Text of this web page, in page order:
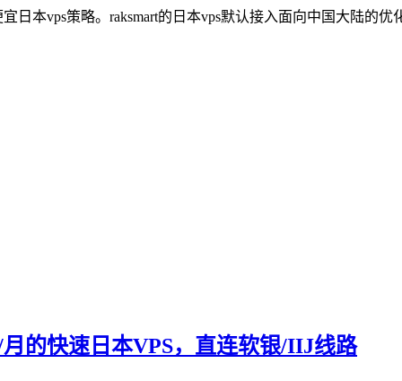
日本vps策略。raksmart的日本vps默认接入面向中国大陆的
的快速日本VPS，直连软银/IIJ线路